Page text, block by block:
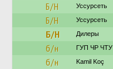
Б/Н Уссурсеть
Б/Н Уссурсеть
Б/Н Дилеры
б/н ГУП ЧР ЧТУ
б/н Kamil Koç